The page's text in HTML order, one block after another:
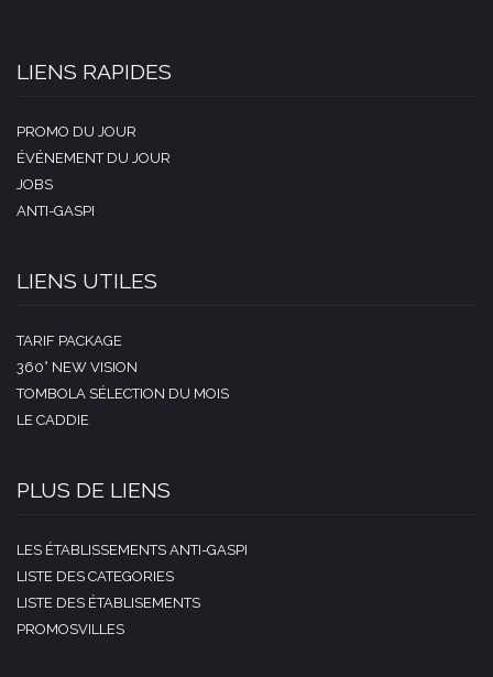
LIENS RAPIDES
PROMO DU JOUR
ÉVÉNEMENT DU JOUR
JOBS
ANTI-GASPI
LIENS UTILES
TARIF PACKAGE
360° NEW VISION
TOMBOLA SÉLECTION DU MOIS
LE CADDIE
PLUS DE LIENS
LES ÉTABLISSEMENTS ANTI-GASPI
LISTE DES CATEGORIES
LISTE DES ÉTABLISEMENTS
PROMOSVILLES